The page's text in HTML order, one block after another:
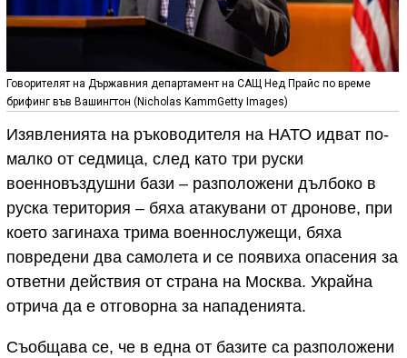
Говорителят на Държавния департамент на САЩ Нед Прайс по време
брифинг във Вашингтон (Nicholas KammGetty Images)
Изявленията на ръководителя на НАТО идват по-
малко от седмица, след като три руски
военновъздушни бази – разположени дълбоко в
руска територия – бяха атакувани от дронове, при
което загинаха трима военнослужещи, бяха
повредени два самолета и се появиха опасения за
ответни действия от страна на Москва. Украйна
отрича да е отговорна за нападенията.
Съобщава се, че в една от базите са разположени